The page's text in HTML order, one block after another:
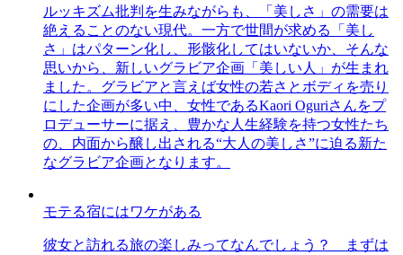
ルッキズム批判を生みながらも、「美しさ」の需要は
絶えることのない現代。一方で世間が求める「美し
さ」はパターン化し、形骸化してはいないか、そんな
思いから、新しいグラビア企画「美しい人」が生まれ
ました。グラビアと言えば女性の若さとボディを売り
にした企画が多い中、女性であるKaori Oguriさんをプ
ロデューサーに据え、豊かな人生経験を持つ女性たち
の、内面から醸し出される“大人の美しさ”に迫る新た
なグラビア企画となります。
モテる宿にはワケがある
彼女と訪れる旅の楽しみってなんでしょう？ まずは